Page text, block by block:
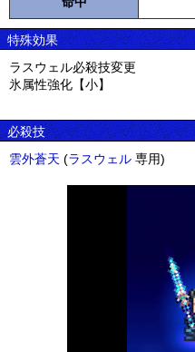
特殊効果
ラスウェル必殺技変更
氷属性強化【小】
必殺技
雲外蒼天 (ラスウェル 専用)